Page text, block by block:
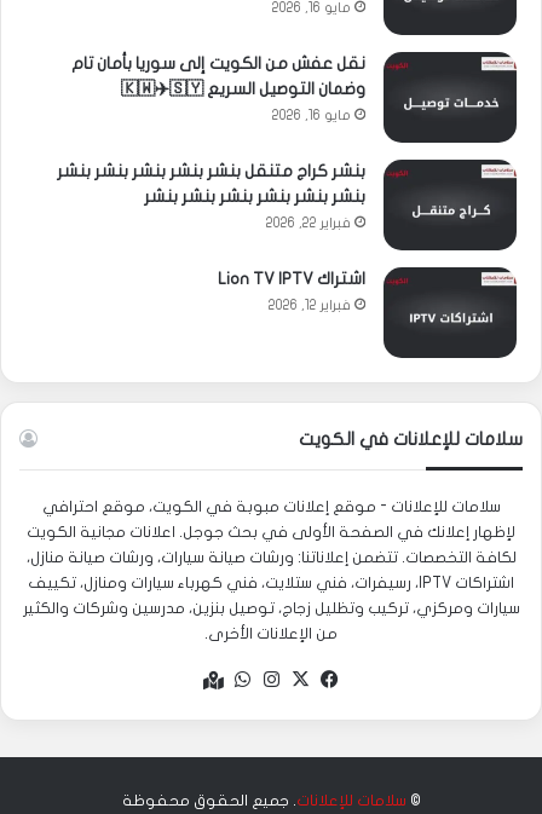
مايو 16, 2026
نقل عفش من الكويت إلى سوريا بأمان تام
وضمان التوصيل السريع 🇰🇼✈️🇸🇾
مايو 16, 2026
بنشر كراج متنقل بنشر بنشر بنشر بنشر بنشر
بنشر بنشر بنشر بنشر بنشر بنشر
فبراير 22, 2026
اشتراك Lion TV IPTV
فبراير 12, 2026
سلامات للإعلانات في الكويت
سلامات للإعلانات - موقع إعلانات مبوبة في الكويت، موقع احترافي
لإظهار إعلانك في الصفحة الأولى في بحث جوجل. اعلانات مجانية الكويت
لكافة التخصصات. تتضمن إعلاناتنا: ورشات صيانة سيارات، ورشات صيانة منازل،
اشتراكات IPTV، رسيفرات، فني ستلايت، فني كهرباء سيارات ومنازل، تكييف
سيارات ومركزي، تركيب وتظليل زجاج، توصيل بنزين، مدرسين وشركات والكثير
من الإعلانات الأخرى.
فيسبوك
‫X انستقرام
واتساب
© سلامات للإعلانات. جميع الحقوق محفوظة